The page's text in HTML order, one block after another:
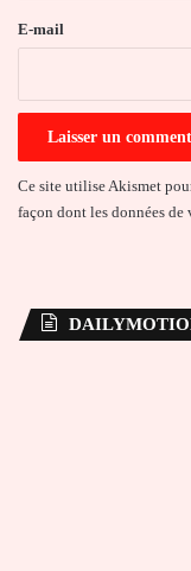
e
E-mail
Ce site utilise Akismet
façon dont les données de